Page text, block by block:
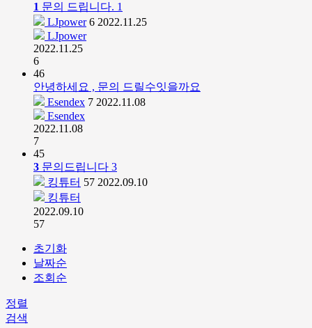
1 문의 드립니다. 1
LJpower 6 2022.11.25
LJpower
2022.11.25
6
46
안녕하세요 , 문의 드릴수잇을까요
Esendex 7 2022.11.08
Esendex
2022.11.08
7
45
3 문의드립니다 3
킹튜터 57 2022.09.10
킹튜터
2022.09.10
57
초기화
날짜순
조회순
정렬
검색